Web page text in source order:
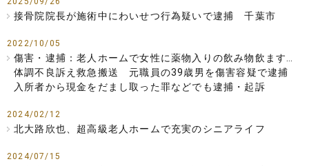
接骨院院長が施術中にわいせつ行為疑いで逮捕 千葉市
2022/10/05
傷害・逮捕：老人ホームで女性に薬物入りの飲み物飲ます…
体調不良訴え救急搬送 元職員の39歳男を傷害容疑で逮捕
入所者から現金をだまし取った罪などでも逮捕・起訴
2024/02/12
北大路欣也、超高級老人ホームで充実のシニアライフ
2024/07/15